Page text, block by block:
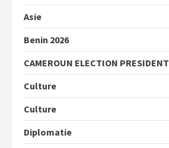
Asie
Benin 2026
CAMEROUN ELECTION
Culture
Culture
Diplomatie